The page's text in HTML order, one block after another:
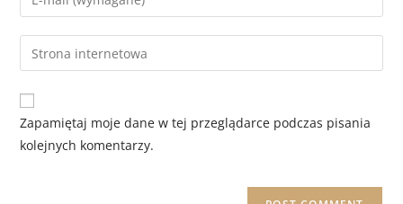
Zapamiętaj moje dane w tej przeglądarce podczas pisania
kolejnych komentarzy.